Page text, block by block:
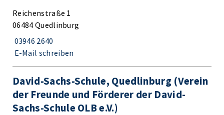
Reichenstraße 1
06484 Quedlinburg
03946 2640
E-Mail schreiben
David-Sachs-Schule, Quedlinburg (Verein
der Freunde und Förderer der David-
Sachs-Schule OLB e.V.)